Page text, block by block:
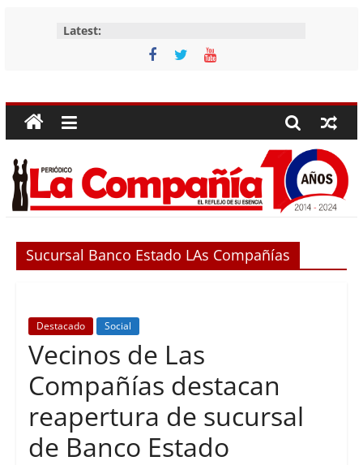
Latest:
Periódico
La
Compañía
de
lasSucursal Banco Estado LAs Compañías
Destacado Social
Vecinos de Las
Compañías destacan
reapertura de sucursal
de Banco Estado